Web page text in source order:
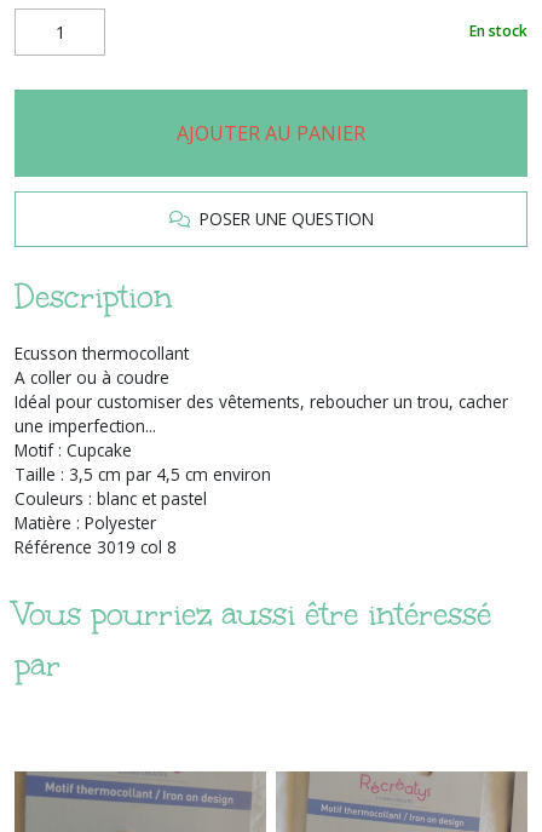
En stock
AJOUTER AU PANIER
POSER UNE QUESTION
Description
Ecusson thermocollant
A coller ou à coudre
Idéal pour customiser des vêtements, reboucher un trou, cacher
une imperfection...
Motif : Cupcake
Taille : 3,5 cm par 4,5 cm environ
Couleurs : blanc et pastel
Matière : Polyester
Référence 3019 col 8
Vous pourriez aussi être intéressé
par